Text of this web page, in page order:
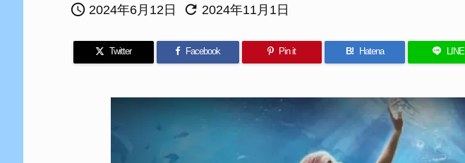
 2024年6月12日  2024年11月1日
Twitter Facebook Pin it B! Hatena LINE